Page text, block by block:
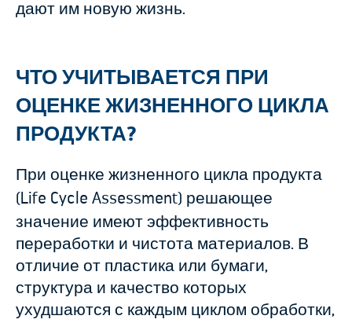
дают им новую жизнь.
ЧТО УЧИТЫВАЕТСЯ ПРИ
ОЦЕНКЕ ЖИЗНЕННОГО ЦИКЛА
ПРОДУКТА?
При оценке жизненного цикла продукта
(Life Cycle Assessment) решающее
значение имеют эффективность
переработки и чистота материалов. В
отличие от пластика или бумаги,
структура и качество которых
ухудшаются с каждым циклом обработки,